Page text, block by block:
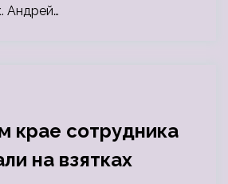
Андрей…
крае сотрудника
на взятках